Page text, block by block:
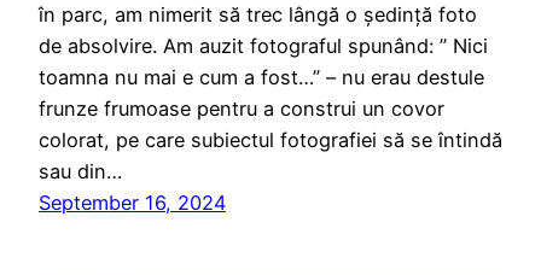
în parc, am nimerit să trec lângă o ședință foto
de absolvire. Am auzit fotograful spunând: ” Nici
toamna nu mai e cum a fost…” – nu erau destule
frunze frumoase pentru a construi un covor
colorat, pe care subiectul fotografiei să se întindă
sau din…
September 16, 2024